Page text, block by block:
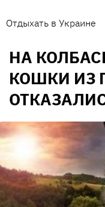
Отдыхать в Украине
НА
КОШКИ ИЗ